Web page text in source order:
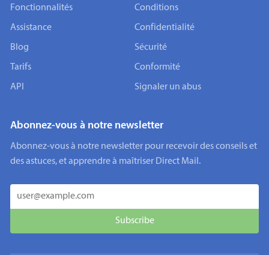
Fonctionnalités
Assistance
Blog
Tarifs
API
Conditions
Confidentialité
Sécurité
Conformité
Signaler un abus
Abonnez-vous à notre newsletter
Abonnez-vous à notre newsletter pour recevoir des conseils et
des astuces, et apprendre à maîtriser Direct Mail.